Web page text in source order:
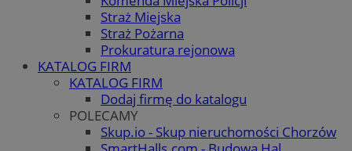
Straż Miejska
Straż Pożarna
Prokuratura rejonowa
KATALOG FIRM
KATALOG FIRM
Dodaj firmę do katalogu
POLECAMY
Skup.io - Skup nieruchomości Chorzów